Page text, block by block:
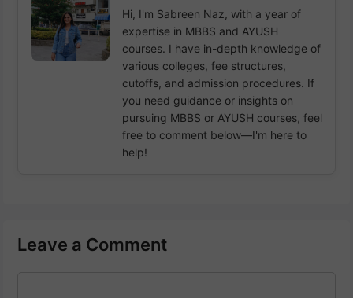
Hi, I'm Sabreen Naz, with a year of
expertise in MBBS and AYUSH
courses. I have in-depth knowledge of
various colleges, fee structures,
cutoffs, and admission procedures. If
you need guidance or insights on
pursuing MBBS or AYUSH courses, feel
free to comment below—I'm here to
help!
Leave a Comment